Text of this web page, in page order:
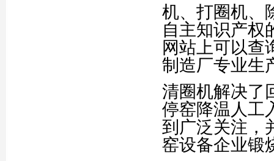
机、打圈机、
自主知识产权
网站上可以查
制造厂专业生
清圈机解决了
停窑降温人工
到广泛关注，
窑设备企业锻